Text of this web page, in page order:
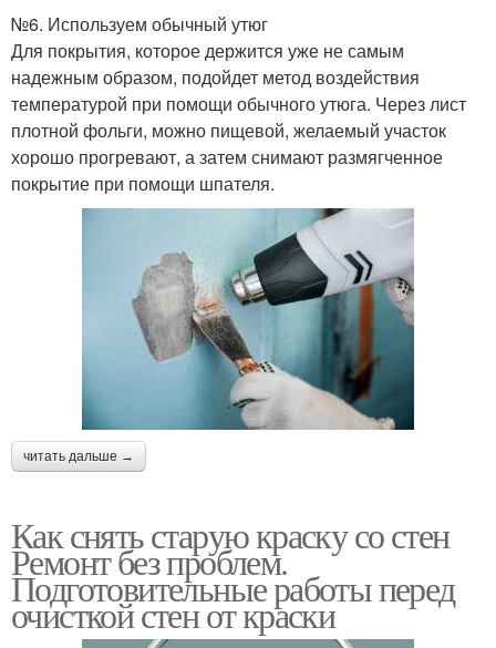
№6. Используем обычный утюг
Для покрытия, которое держится уже не самым
надежным образом, подойдет метод воздействия
температурой при помощи обычного утюга. Через лист
плотной фольги, можно пищевой, желаемый участок
хорошо прогревают, а затем снимают размягченное
покрытие при помощи шпателя.
читать дальше →
Как снять старую краску со стен
Ремонт без проблем.
Подготовительные работы перед
очисткой стен от краски